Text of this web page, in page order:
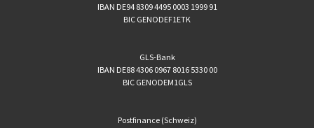
IBAN DE94 8309 4495 0003 1999 91
BIC GENODEF1ETK
GLS-Bank
IBAN DE88 4306 0967 8016 5330 00
BIC GENODEM1GLS
Postfinance (Schweiz)